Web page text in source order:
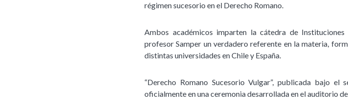
régimen sucesorio en el Derecho Romano.
Ambos académicos imparten la cátedra de
profesor Samper un verdadero referente en la materia,
distintas universidades en Chile y España.
“Derecho Romano Sucesorio Vulgar”, publicada bajo
oficialmente en una ceremonia desarrollada en el auditorio